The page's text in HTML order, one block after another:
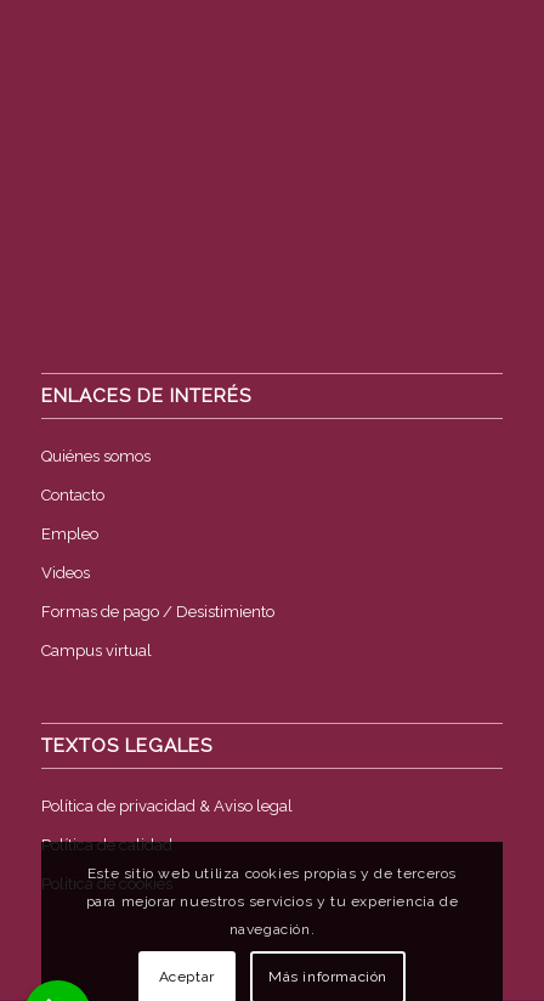
ENLACES DE INTERÉS
Quiénes somos
Contacto
Empleo
Videos
Formas de pago / Desistimiento
Campus virtual
TEXTOS LEGALES
Política de privacidad & Aviso legal
Política de calidad
Política de cookies
Este sitio web utiliza cookies propias y de terceros
para mejorar nuestros servicios y tu experiencia de
navegación.
Aceptar Más información